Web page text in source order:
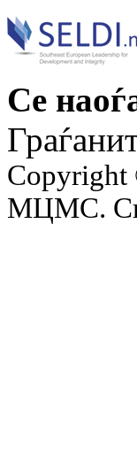
Се
Copyright
МЦМС.